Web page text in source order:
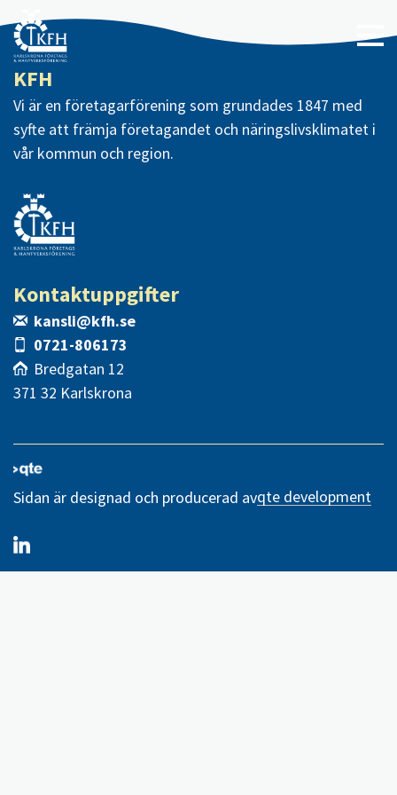
KFH
Vi är en företagarförening som grundades 1847 med
syfte att främja företagandet och näringslivsklimatet i
vår kommun och region.
Kontaktuppgifter
kansli@kfh.se
0721-806173
Bredgatan 12
371 32 Karlskrona
Sidan är designad och producerad avqte development